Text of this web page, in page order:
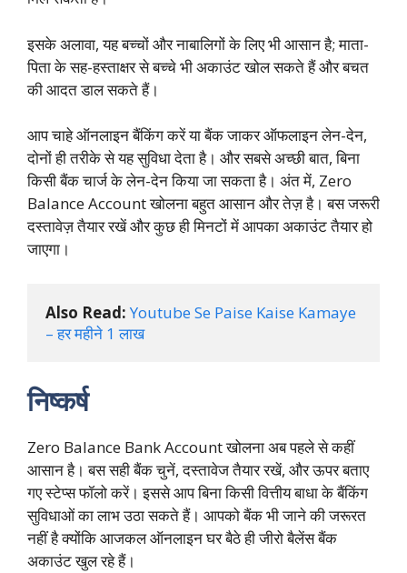
इसके अलावा, यह बच्चों और नाबालिगों के लिए भी आसान है; माता-
पिता के सह-हस्ताक्षर से बच्चे भी अकाउंट खोल सकते हैं और बचत
की आदत डाल सकते हैं।
आप चाहे ऑनलाइन बैंकिंग करें या बैंक जाकर ऑफलाइन लेन-देन,
दोनों ही तरीके से यह सुविधा देता है। और सबसे अच्छी बात, बिना
किसी बैंक चार्ज के लेन-देन किया जा सकता है। अंत में, Zero
Balance Account खोलना बहुत आसान और तेज़ है। बस जरूरी
दस्तावेज़ तैयार रखें और कुछ ही मिनटों में आपका अकाउंट तैयार हो
जाएगा।
Also Read: Youtube Se Paise Kaise Kamaye
– हर महीने 1 लाख
निष्कर्ष
Zero Balance Bank Account खोलना अब पहले से कहीं
आसान है। बस सही बैंक चुनें, दस्तावेज तैयार रखें, और ऊपर बताए
गए स्टेप्स फॉलो करें। इससे आप बिना किसी वित्तीय बाधा के बैंकिंग
सुविधाओं का लाभ उठा सकते हैं। आपको बैंक भी जाने की जरूरत
नहीं है क्योंकि आजकल ऑनलाइन घर बैठे ही जीरो बैलेंस बैंक
अकाउंट खुल रहे हैं।